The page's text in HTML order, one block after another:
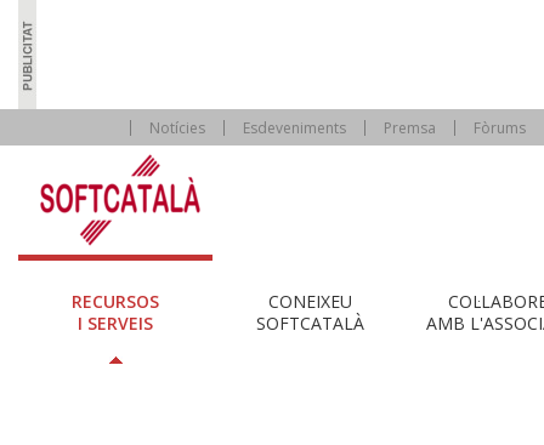
Notícies Esdeveniments Premsa Fòrums
RECURSOS
I SERVEIS
CONEIXEU
SOFTCATALÀ
AMB